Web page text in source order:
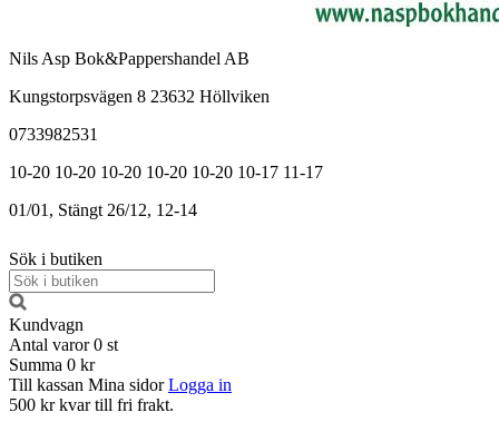
Nils Asp Bok&Pappershandel AB
Kungstorpsvägen 8 23632 Höllviken
0733982531
10-20 10-20 10-20 10-20 10-20 10-17 11-17
01/01, Stängt 26/12, 12-14
Sök i butiken
Kundvagn
Antal varor 0 st
Summa 0 kr
Till kassan Mina sidor Logga in
500 kr kvar till fri frakt.